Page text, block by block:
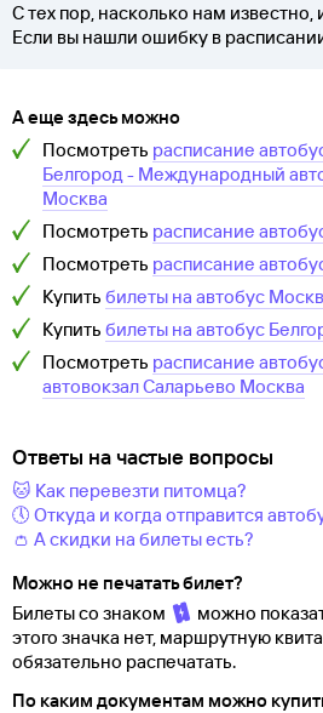
С тех пор, насколько нам
Если вы нашли ошибку в
А еще здесь можно
Посмотреть расписание
Белгород - Международный
Москва
Посмотреть расписание
Посмотреть расписание
Купить билеты на автобус
Купить билеты на автобус
Посмотреть расписание
автовокзал Саларьево Москва
Ответы на частые вопросы
🐱 Как перевезти питомца?
🕔 Откуда и когда отправится
👛 А скидки на билеты есть?
Можно не печатать билет?
Билеты со знаком
можно
этого значка нет, маршрутную
обязательно распечатать.
По каким документам можно